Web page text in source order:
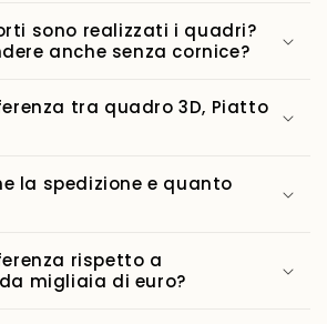
sono realizzati i quadri?
anche senza cornice?
tra quadro 3D, Piatto
la spedizione e quanto
rispetto a
migliaia di euro?